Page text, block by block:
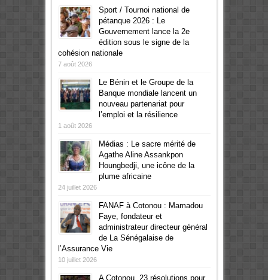
Sport / Tournoi national de
pétanque 2026 : Le
Gouvernement lance la 2e
édition sous le signe de la
cohésion nationale
7 août 2026
Le Bénin et le Groupe de la
Banque mondiale lancent un
nouveau partenariat pour
l’emploi et la résilience
1 août 2026
Médias : Le sacre mérité de
Agathe Aline Assankpon
Houngbedji, une icône de la
plume africaine
24 juillet 2026
FANAF à Cotonou : Mamadou
Faye, fondateur et
administrateur directeur général
de La Sénégalaise de
l’Assurance Vie
10 juillet 2026
A Cotonou, 23 résolutions pour